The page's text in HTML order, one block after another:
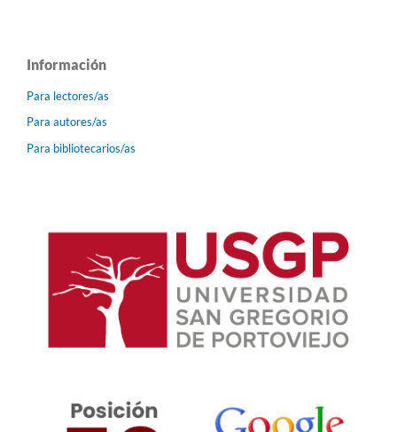
Información
Para lectores/as
Para autores/as
Para bibliotecarios/as